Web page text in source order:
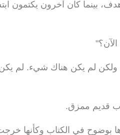
بينما كان آخرون يكتمون
لم يكن هناك شيء. لم
قديم ممزق.
بوضوح في الكتاب وكأنها